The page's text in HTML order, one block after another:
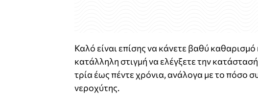
Καλό είναι επίσης να κάνετε βαθύ καθαρισμό
κατάλληλη στιγμή να ελέγξετε την
τρία έως πέντε χρόνια, ανάλογα με το πόσο
νεροχύτης.